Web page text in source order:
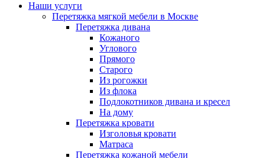
Наши услуги
Перетяжка мягкой мебели в Москве
Перетяжка дивана
Кожаного
Углового
Прямого
Старого
Из рогожки
Из флока
Подлокотников дивана и кресел
На дому
Перетяжка кровати
Изголовья кровати
Матраса
Перетяжка кожаной мебели